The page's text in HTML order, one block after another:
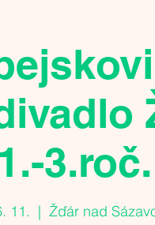
1.-3.roč.
11.
  |
Žďár nad